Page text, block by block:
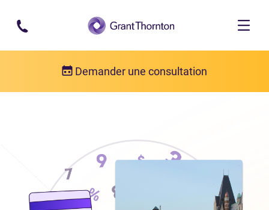
Passer au contenu principal
Demander une consultation